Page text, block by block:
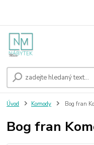
Úvod Komody Bog fran
Bog fran